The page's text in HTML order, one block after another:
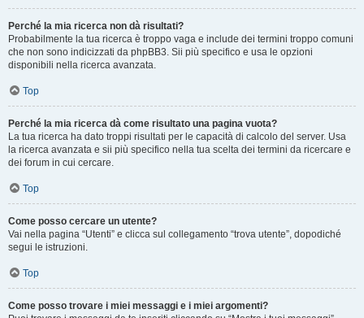
Perché la mia ricerca non dà risultati?
Probabilmente la tua ricerca è troppo vaga e include dei termini troppo comuni
che non sono indicizzati da phpBB3. Sii più specifico e usa le opzioni
disponibili nella ricerca avanzata.
Top
Perché la mia ricerca dà come risultato una pagina vuota?
La tua ricerca ha dato troppi risultati per le capacità di calcolo del server. Usa
la ricerca avanzata e sii più specifico nella tua scelta dei termini da ricercare e
dei forum in cui cercare.
Top
Come posso cercare un utente?
Vai nella pagina “Utenti” e clicca sul collegamento “trova utente”, dopodiché
segui le istruzioni.
Top
Come posso trovare i miei messaggi e i miei argomenti?